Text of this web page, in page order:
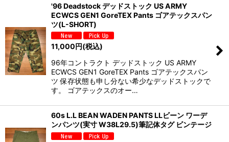
'96 Deadstock デッドストック US ARMY
ECWCS GEN1 GoreTEX Pants ゴアテックスパン
ツ(L-SHORT)
11,000 円(税込)
96年コントラクト デッドストック US ARMY
ECWCS GEN1 GoreTEX Pants ゴアテックスパン
ツ 保存状態も申し分ない希少なデッドストックで
す。 ゴアテックスのオー…
60s L.L BEAN WADEN PANTS LLビーン ワーデ
ンパンツ(実寸 W38L29.5)筆記体タグ ビンテージ